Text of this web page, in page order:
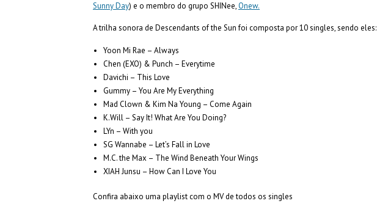
Sunny Day) e o membro do grupo SHINee,Onew.
A trilha sonora de Descendants of the Sun foi composta por 10 singles, sendo eles:
Yoon Mi Rae – Always
Chen (EXO) & Punch – Everytime
Davichi – This Love
Gummy – You Are My Everything
Mad Clown & Kim Na Young – Come Again
K.Will – Say It! What Are You Doing?
LYn – With you
SG Wannabe – Let’s Fall in Love
M.C. the Max – The Wind Beneath Your Wings
XIAH Junsu – How Can I Love You
Confira abaixo uma playlist com o MV de todos os singles